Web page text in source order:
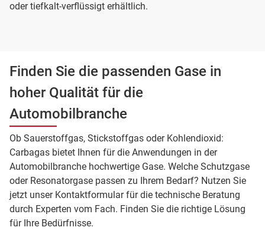
oder tiefkalt-verflüssigt erhältlich.
Finden Sie die passenden Gase in
hoher Qualität für die
Automobilbranche
Ob Sauerstoffgas, Stickstoffgas oder Kohlendioxid:
Carbagas bietet Ihnen für die Anwendungen in der
Automobilbranche hochwertige Gase. Welche Schutzgase
oder Resonatorgase passen zu Ihrem Bedarf? Nutzen Sie
jetzt unser Kontaktformular für die technische Beratung
durch Experten vom Fach. Finden Sie die richtige Lösung
für Ihre Bedürfnisse.